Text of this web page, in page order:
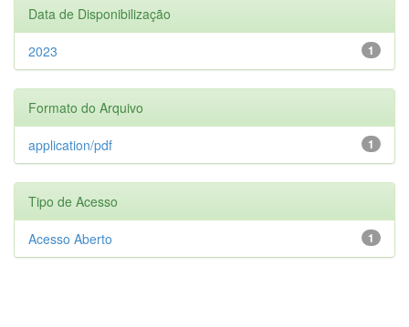
Data de Disponibilização
1
2023
Formato do Arquivo
1
application/pdf
Tipo de Acesso
1
Acesso Aberto